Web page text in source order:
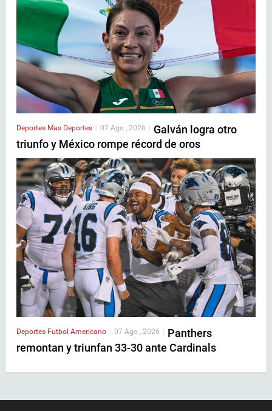
Deportes Mas Deportes 07 Ago , 2026
Galván logra otro
triunfo y México rompe récord de oros
Deportes Futbol Americano | 07 Ago , 2026 | Panthers
remontan y triunfan 33-30 ante Cardinals